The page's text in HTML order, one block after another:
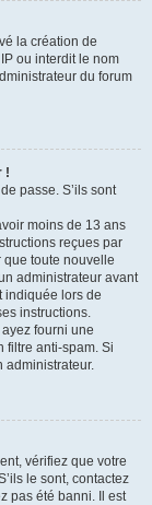
la création de
ou interdit le nom
du forum
!
passe. S’ils sont
moins de 13 ans
reçues par
toute nouvelle
administrateur avant
indiquée lors de
instructions.
fourni une
filtre anti-spam. Si
administrateur.
vérifiez que votre
le sont, contactez
pas été banni. Il est